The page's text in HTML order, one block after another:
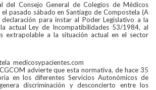
del Consejo General de Colegios de Médicos
pasado sábado en Santiago de Compostela (A
para instar al Poder Legislativo a la
actual Ley de Incompatibilidades 53/1984, al
extrapolable a la situación actual en el sector
medicosypacientes.com
advierte que esta normativa, de hace 35
en los diferentes Servicios Autonómicos de
discriminación y desconcierto entre los